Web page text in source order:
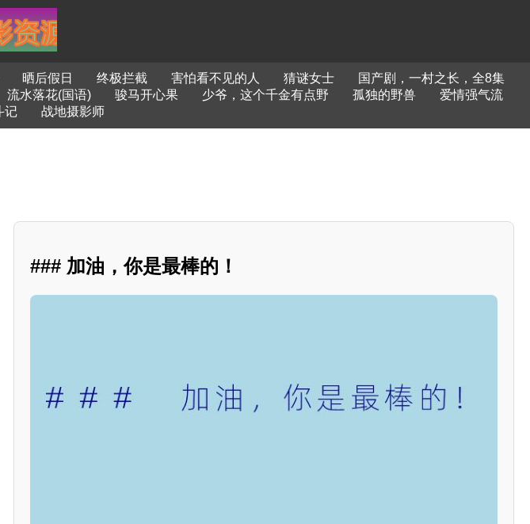
晒后假日 终极拦截 害怕看不见的人 猜谜女士
国产剧，一村之长，全8集
流水落花(国语) 骏马开心果 少爷，这个千金有点野 孤独的野兽
爱情强气流
记
战地摄影师
### 加油，你是最棒的！